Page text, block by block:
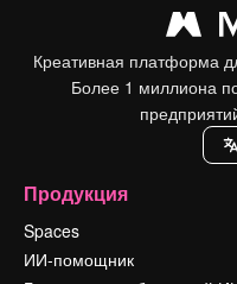
Креативная платформа
Более 1 миллиона
Продукция
Spaces
ИИ-помощник